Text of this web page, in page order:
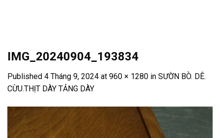
IMG_20240904_193834
Published 4 Tháng 9, 2024 at 960 × 1280 in SƯỜN BÒ. DÊ.
CỪU.THỊT DÀY TẢNG DÀY